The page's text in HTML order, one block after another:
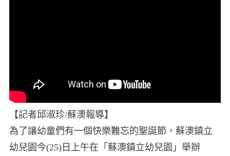
【記者邱淑珍/蘇澳報導】
為了讓幼童們有一個快樂難忘的聖誕節，蘇澳鎮立
幼兒園今(25)日上午在「蘇澳鎮立幼兒園」舉辦